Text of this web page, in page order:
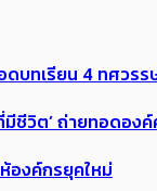
บทเรียน 4 ทศวร
มีชีวิต’ ถ่ายทอดอง
องค์กรยุคใหม่